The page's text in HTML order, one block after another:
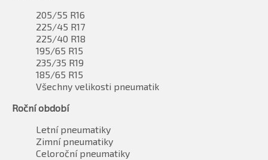
205/55 R16
225/45 R17
225/40 R18
195/65 R15
235/35 R19
185/65 R15
Všechny velikosti pneumatik
Roční období
Letní pneumatiky
Zimní pneumatiky
Celoroční pneumatiky